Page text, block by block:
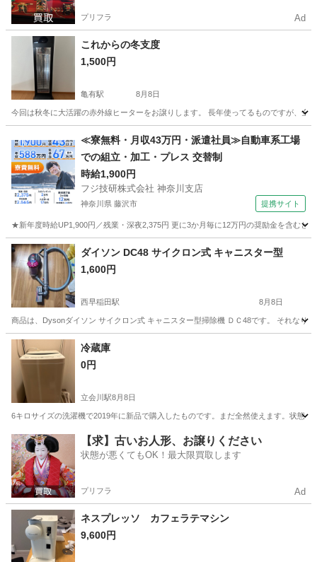
プリフラ Ad
これからの冬支度
1,500円
亀有駅 8月8日
今回は秋冬に大活躍の赤外線ヒーターをお譲りします。 長年使ってるものですが、
亀有駅 季節、空調家電 ダイヤル
≪寮無料・月収43万円・派遣社員≫自動車系工場
での組立・加工・プレス 交替制
時給1,900円
フジ技研株式会社 神奈川支店
神奈川県 藤沢市 提携サイト
★新年度時給UP1,900円／残業・深夜2,375円 更に3か月毎に12万円の奨励金を含む
神奈川 藤沢市 その他
ダイソン DC48 サイクロン式 キャニスター型
1,600円
西早稲田駅 8月8日
商品は、Dysonダイソン サイクロン式 キャニスター型掃除機 ＤＣ48です。 それなり
東京 新宿区 西早稲田駅
冷蔵庫
0円
立会川駅8月8日
6キロサイズの洗濯機で2019年に新品で購入したものです。まだ全然使えます。状態
東京 品川区 立会川駅 生活家電
【求】古いお人形、お譲りください
状態が悪くてもOK！最大限買取します
プリフラ Ad
ネスプレッソ カフェラテマシン
9,600円